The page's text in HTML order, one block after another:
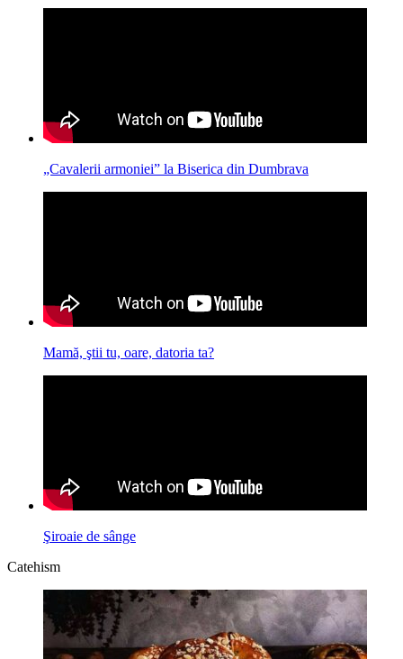
„Cavalerii armoniei” la Biserica din Dumbrava
Mamă, ştii tu, oare, datoria ta?
Şiroaie de sânge
Catehism